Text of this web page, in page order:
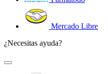
Mercado Libre
¿Necesitas ayuda?